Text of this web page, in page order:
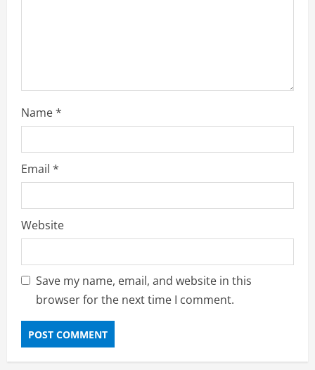
Name*
Email *
Website
Save my name, email, and website in this
browser for the next time I comment.